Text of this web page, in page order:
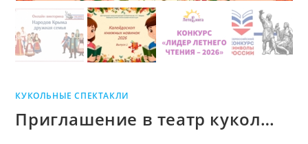
КУКОЛЬНЫЕ СПЕКТАКЛИ
Приглашение в театр кукол…